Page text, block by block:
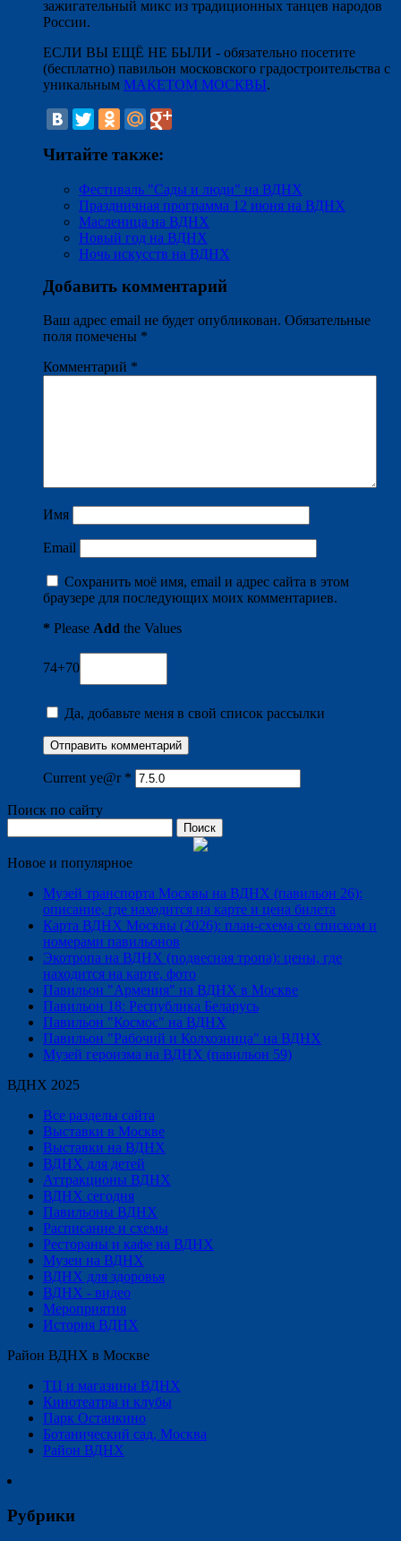
зажигательный микс из традиционных танцев народов
России.
ЕСЛИ ВЫ ЕЩЁ НЕ БЫЛИ - обязательно посетите
(бесплатно) павильон московского градостроительства с
уникальным МАКЕТОМ МОСКВЫ.
Читайте также:
Фестиваль "Сады и люди" на ВДНХ
Праздничная программа 12 июня на ВДНХ
Масленица на ВДНХ
Новый год на ВДНХ
Ночь искусств на ВДНХ
Добавить комментарий
Ваш адрес email не будет опубликован. Обязательные
поля помечены *
Комментарий *
Имя
Email
Сохранить моё имя, email и адрес сайта в этом
браузере для последующих моих комментариев.
* Please Add the Values
74+70
Да, добавьте меня в свой список рассылки
Current ye@r *
Поиск по сайту
Новое и популярное
Музей транспорта Москвы на ВДНХ (павильон 26):
описание, где находится на карте и цена билета
Карта ВДНХ Москвы (2026): план-схема со списком и
номерами павильонов
Экотропа на ВДНХ (подвесная тропа): цены, где
находится на карте, фото
Павильон "Армения" на ВДНХ в Москве
Павильон 18: Республика Беларусь
Павильон "Космос" на ВДНХ
Павильон "Рабочий и Колхозница" на ВДНХ
Музей героизма на ВДНХ (павильон 59)
ВДНХ 2025
Все разделы сайта
Выставки в Москве
Выставки на ВДНХ
ВДНХ для детей
Аттракционы ВДНХ
ВДНХ сегодня
Павильоны ВДНХ
Расписание и схемы
Рестораны и кафе на ВДНХ
Музеи на ВДНХ
ВДНХ для здоровья
ВДНХ - видео
Мероприятия
История ВДНХ
Район ВДНХ в Москве
ТЦ и магазины ВДНХ
Кинотеатры и клубы
Парк Останкино
Ботанический сад, Москва
Район ВДНХ
Рубрики